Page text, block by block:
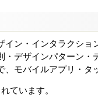
イン・インタラクシ
・デザインパターン
、モバイルアプリ・
ています。